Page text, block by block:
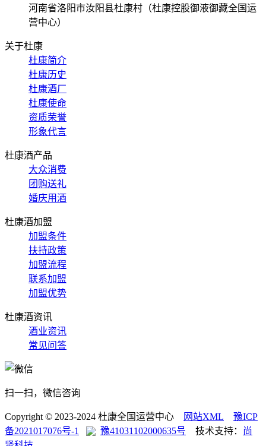
河南省洛阳市汝阳县杜康村（杜康控股御液御藏全国运
营中心）
关于杜康
杜康简介
杜康历史
杜康酒厂
杜康使命
资质荣誉
形象代言
杜康酒产品
大众消费
团购送礼
婚庆用酒
杜康酒加盟
加盟条件
扶持政策
加盟流程
联系加盟
加盟优势
杜康酒资讯
酒业资讯
常见问答
扫一扫，微信咨询
Copyright © 2023-2024 杜康全国运营中心 网站XML
豫ICP
备2021017076号-1
豫41031102000635号 技术支持：
尚